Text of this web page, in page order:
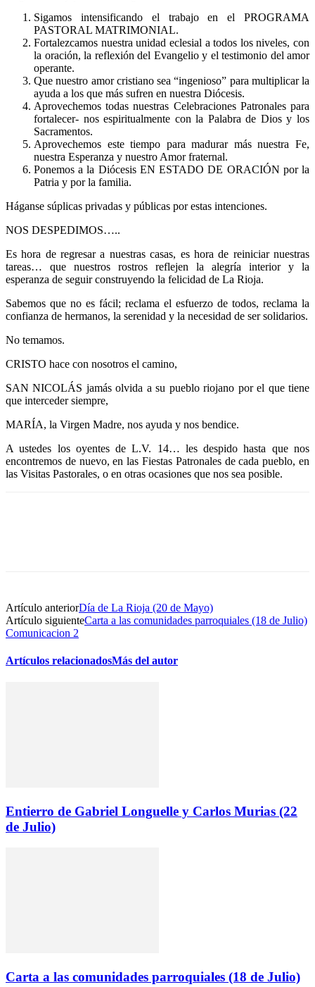
Sigamos intensificando el trabajo en el PROGRAMA
PASTORAL MATRIMONIAL.
Fortalezcamos nuestra unidad eclesial a todos los niveles, con
la oración, la reflexión del Evangelio y el testimonio del amor
operante.
Que nuestro amor cristiano sea “ingenioso” para multiplicar la
ayuda a los que más sufren en nuestra Diócesis.
Aprovechemos todas nuestras Celebraciones Patronales para
fortalecer- nos espiritualmente con la Palabra de Dios y los
Sacramentos.
Aprovechemos este tiempo para madurar más nuestra Fe,
nuestra Esperanza y nuestro Amor fraternal.
Ponemos a la Diócesis EN ESTADO DE ORACIÓN por la
Patria y por la familia.
Háganse súplicas privadas y públicas por estas intenciones.
NOS DESPEDIMOS…..
Es hora de regresar a nuestras casas, es hora de reiniciar nuestras
tareas… que nuestros rostros reflejen la alegría interior y la
esperanza de seguir construyendo la felicidad de La Rioja.
Sabemos que no es fácil; reclama el esfuerzo de todos, reclama la
confianza de hermanos, la serenidad y la necesidad de ser solidarios.
No temamos.
CRISTO hace con nosotros el camino,
SAN NICOLÁS jamás olvida a su pueblo riojano por el que tiene
que interceder siempre,
MARÍA, la Virgen Madre, nos ayuda y nos bendice.
A ustedes los oyentes de L.V. 14… les despido hasta que nos
encontremos de nuevo, en las Fiestas Patronales de cada pueblo, en
las Visitas Pastorales, o en otras ocasiones que nos sea posible.
Artículo anteriorDía de La Rioja (20 de Mayo)
Artículo siguienteCarta a las comunidades parroquiales (18 de Julio)
Comunicacion 2
Artículos relacionadosMás del autor
Entierro de Gabriel Longuelle y Carlos Murias (22
de Julio)
Carta a las comunidades parroquiales (18 de Julio)